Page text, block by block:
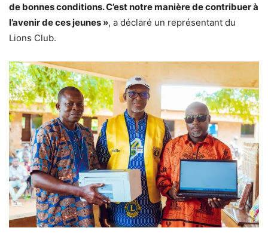
de bonnes conditions. C’est notre manière de contribuer à
l’avenir de ces jeunes », a déclaré un représentant du
Lions Club.